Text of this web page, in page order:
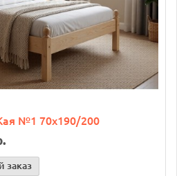
№1 70х190/200
заказ